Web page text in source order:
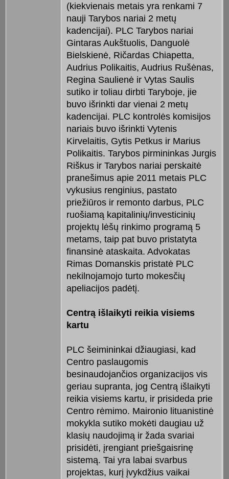
(kiekvienais metais yra renkami 7
nauji Tarybos nariai 2 metų
kadencijai). PLC Tarybos nariai
Gintaras Aukštuolis, Danguolė
Bielskienė, Ričardas Chiapetta,
Audrius Polikaitis, Audrius Rušėnas,
Regina Saulienė ir Vytas Saulis
sutiko ir toliau dirbti Taryboje, jie
buvo išrinkti dar vienai 2 metų
kadencijai. PLC kontrolės komisijos
nariais buvo išrinkti Vytenis
Kirvelaitis, Gytis Petkus ir Marius
Polikaitis. Tarybos pirmininkas Jurgis
Riškus ir Tarybos nariai perskaitė
pranešimus apie 2011 metais PLC
vykusius renginius, pastato
priežiūros ir remonto darbus, PLC
ruošiamą kapitalinių/investicinių
projektų lėšų rinkimo programą 5
metams, taip pat buvo pristatyta
finansinė ataskaita. Advokatas
Rimas Domanskis pristatė PLC
nekilnojamojo turto mokesčių
apeliacijos padėtį.
Centrą išlaikyti reikia visiems
kartu
PLC šeimininkai džiaugiasi, kad
Centro paslaugomis
besinaudojančios organizacijos vis
geriau supranta, jog Centrą išlaikyti
reikia visiems kartu, ir prisideda prie
Centro rėmimo. Maironio lituanistinė
mokykla sutiko mokėti daugiau už
klasių naudojimą ir žada svariai
prisidėti, įrengiant priešgaisrinę
sistemą. Tai yra labai svarbus
projektas, kurį įvykdžius vaikai